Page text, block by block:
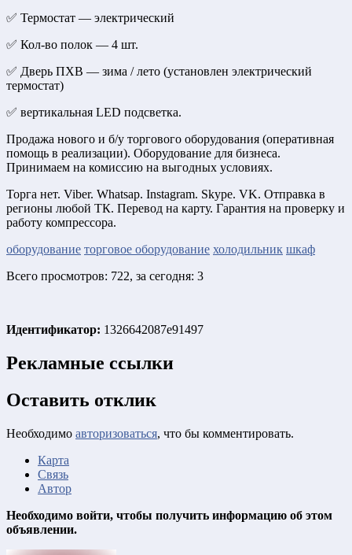
✅ Термостат — электрический
✅ Кол-во полок — 4 шт.
✅ Дверь ПХВ — зима / лето (установлен электрический
термостат)
✅ вертикальная LED подсветка.
Продажа нового и б/у торгового оборудования (оперативная
помощь в реализации). Оборудование для бизнеса.
Принимаем на комиссию на выгодных условиях.
Торга нет. Viber. Whatsap. Instagram. Skype. VK. Отправка в
регионы любой ТК. Перевод на карту. Гарантия на проверку и
работу компрессора.
оборудование торговое оборудование холодильник шкаф
Всего просмотров: 722, за сегодня: 3
Идентификатор: 1326642087e91497
Рекламные ссылки
Оставить отклик
Необходимо авторизоваться, что бы комментировать.
Карта
Связь
Автор
Необходимо войти, чтобы получить информацию об этом
объявлении.